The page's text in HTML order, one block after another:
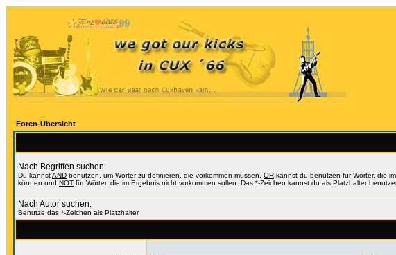
Foren-Übersicht
Nach Begriffen suchen:
Du kannstAND benutzen, um Wörter zu definieren, die vorkommen müssen, OR kannst du benutzen für Wörter, die
können und NOT für Wörter, die im Ergebnis nicht vorkommen sollen. Das *-Zeichen kannst du als Platzhalter
Nach Autor suchen:
Benutze das *-Zeichen als Platzhalter